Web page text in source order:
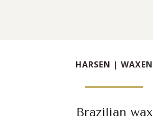
HARSEN | WAXEN
Brazilian wax